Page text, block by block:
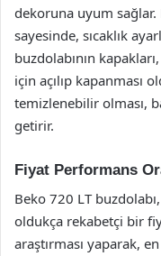
dekoruna uyum sağlar.
sayesinde, sıcaklık
buzdolabının
için açılıp kapanması
temizlenebilir olması,
getirir.
Fiyat Performans
Beko 720 LT
oldukça rekabetçi bir
araştırması yaparak,